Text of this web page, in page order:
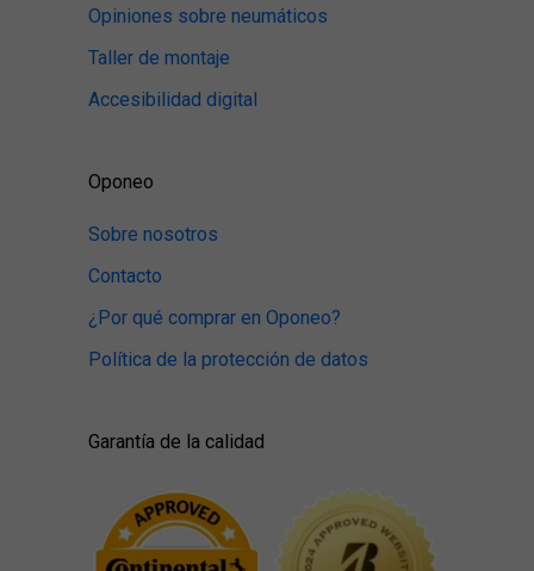
Opiniones sobre neumáticos
Taller de montaje
Accesibilidad digital
Oponeo
Sobre nosotros
Contacto
¿Por qué comprar en Oponeo?
Política de la protección de datos
Garantía de la calidad